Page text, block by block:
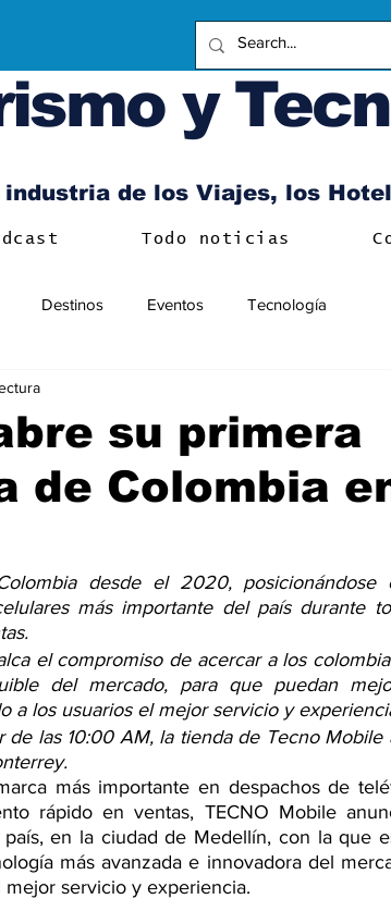
y
de los Viajes, los
Todo noticias
Destinos Eventos Tecnología
su primera
de Colombia
desde el 2020, posicionándose
más importante del país durante
el compromiso de acercar a los
del mercado, para que puedan
a los usuarios el mejor servicio y
las 10:00 AM, la tienda de Tecno Mobile
más importante en despachos de
rápido en ventas, TECNO Mobile
en la ciudad de Medellín, con la que
más avanzada e innovadora del
servicio y experiencia.